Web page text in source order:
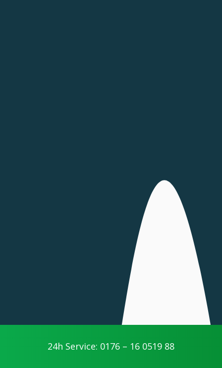
24h Service: 0176 – 16 0519 88